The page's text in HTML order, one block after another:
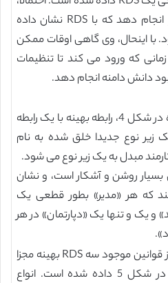
طراح تبدیل درون الگوریتم را انجام دهد که با RDS نشان داده
می شود. با اینحال، وی گاهی اوقات ممکن
که ورود می کند تا تنظیمات
دانش دامنه انجام دهد.
در OC-ERD نشان داده شده در شکل 4، رابطه بهینه با یک رابطه
زیر نوع جدیدا خلق شده به نام
مبدل به یک زیر نوع می شود.
بسیار روشن و آشکار است، و نشان
که هر «مدیر» بطور قطعی یک
و یک و تنها یک «دپارتمان» در هر
تبدیل OC-ERD با استفاده از قوانین موجود سه RDS بهینه مجزا
را ارائه می کند همانطور که در شکل 5 داده شده است. انواع